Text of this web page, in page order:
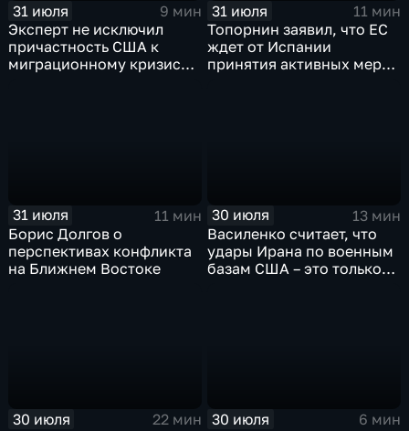
31 июля
9 мин
Эксперт не исключил
причастность США к
миграционному кризису в
31 июля
11 мин
Топорнин заявил, что ЕС
ждет от Испании
принятия активных мер
31 июля
11 мин
Борис Долгов о
перспективах конфликта
на Ближнем Востоке
30 июля
13 мин
Василенко считает, что
удары Ирана по военным
базам США – это только
30 июля
22 мин
30 июля
6 мин